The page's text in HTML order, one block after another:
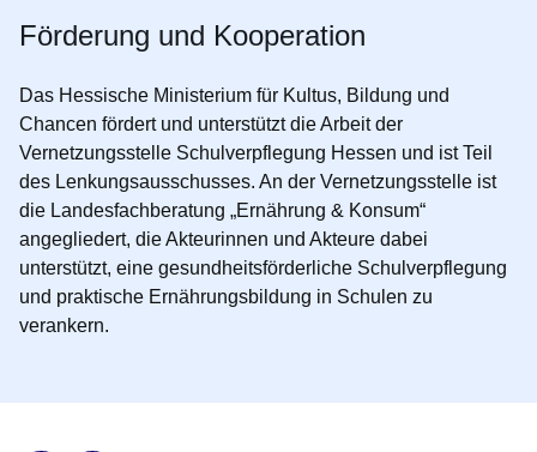
Förderung und Kooperation
Das Hessische Ministerium für Kultus, Bildung und
Chancen fördert und unterstützt die Arbeit der
Vernetzungsstelle Schulverpflegung Hessen und ist Teil
des Lenkungsausschusses. An der Vernetzungsstelle ist
die Landesfachberatung „Ernährung & Konsum“
angegliedert, die Akteurinnen und Akteure dabei
unterstützt, eine gesundheitsförderliche Schulverpflegung
und praktische Ernährungsbildung in Schulen zu
verankern.